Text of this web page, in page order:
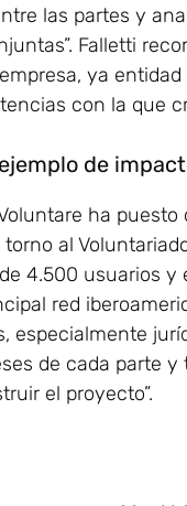
las partes y
Falletti
ya
con la que
de
ha
al
4.500 usuarios
red
especialmente
de cada parte
el proyecto”.